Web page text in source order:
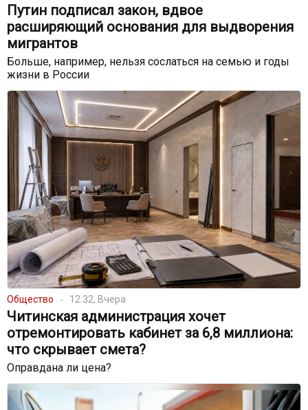
Путин подписал закон, вдвое
расширяющий основания для выдворения
мигрантов
Больше, например, нельзя сослаться на семью и годы
жизни в России
Общество 12:32, Вчера
Читинская администрация хочет
отремонтировать кабинет за 6,8 миллиона:
что скрывает смета?
Оправдана ли цена?